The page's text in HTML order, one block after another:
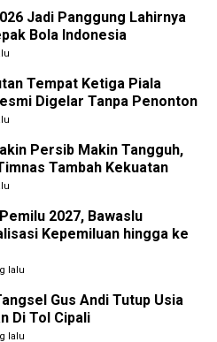
Jadi Panggung Lahirnya
Bola Indonesia
Tempat Ketiga Piala
Digelar Tanpa Penonton
Persib Makin Tangguh,
Tambah Kekuatan
2027, Bawaslu
Kepemiluan hingga ke
lalu
Gus Andi Tutup Usia
Di Tol Cipali
lalu